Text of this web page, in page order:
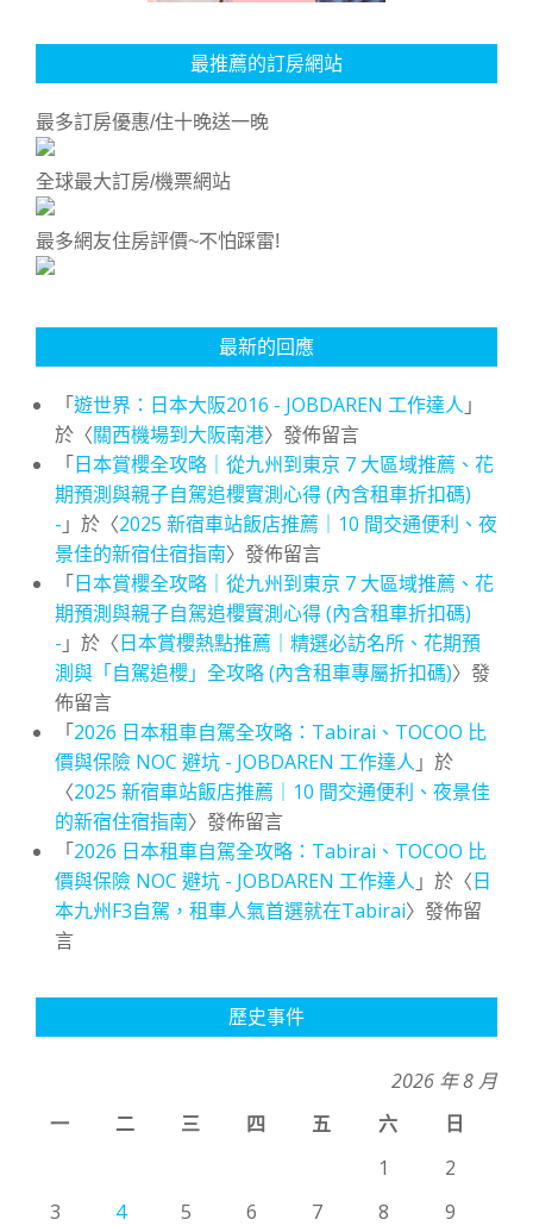
最推薦的訂房網站
最多訂房優惠/住十晚送一晚
全球最大訂房/機票網站
最多網友住房評價~不怕踩雷!
最新的回應
「遊世界：日本大阪2016 - JOBDAREN 工作達人 」
於〈關西機場到大阪南港〉發佈留言
「日本賞櫻全攻略｜從九州到東京 7 大區域推薦、花
期預測與親子自駕追櫻實測心得 (內含租車折扣碼)
- 」於〈2025 新宿車站飯店推薦｜10 間交通便利、夜
景佳的新宿住宿指南〉發佈留言
「日本賞櫻全攻略｜從九州到東京 7 大區域推薦、花
期預測與親子自駕追櫻實測心得 (內含租車折扣碼)
- 」於〈日本賞櫻熱點推薦｜精選必訪名所、花期預
測與「自駕追櫻」全攻略 (內含租車專屬折扣碼)〉發
佈留言
「2026 日本租車自駕全攻略：Tabirai、TOCOO 比
價與保險 NOC 避坑 - JOBDAREN 工作達人 」於
〈2025 新宿車站飯店推薦｜10 間交通便利、夜景佳
的新宿住宿指南〉發佈留言
「2026 日本租車自駕全攻略：Tabirai、TOCOO 比
價與保險 NOC 避坑 - JOBDAREN 工作達人 」於〈日
本九州F3自駕，租車人氣首選就在Tabirai〉發佈留
言
歷史事件
2026 年 8 月
一
二 三 四 五 六
日
1
2
3
4 5 6 7 8
9